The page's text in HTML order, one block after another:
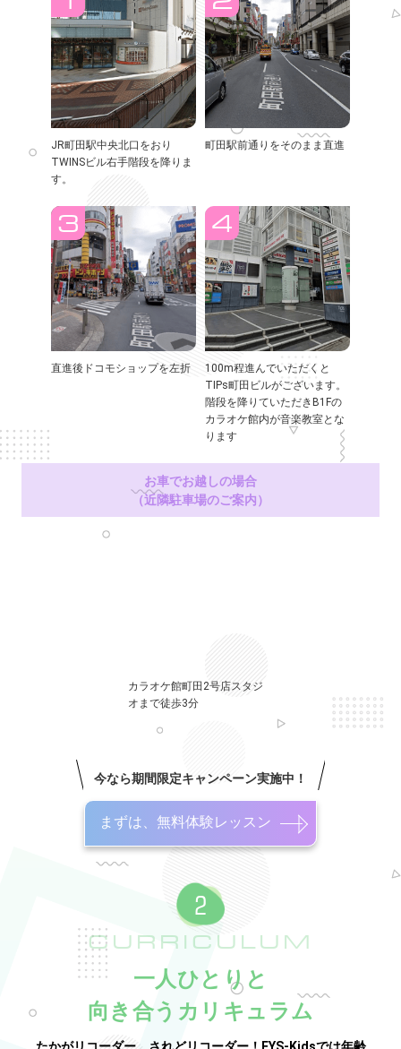
JR町田駅中央北口をおり
TWINSビル右手階段を降りま
す。
町田駅前通りをそのまま直進
直進後ドコモショップを左折
100m程進んでいただくと
TIPs町田ビルがございます。
階段を降りていただきB1Fの
カラオケ館内が音楽教室とな
ります
お車でお越しの場合
（近隣駐車場のご案内）
カラオケ館町田2号店スタジ
オまで徒歩3分
今なら期間限定キャンペーン実施中！
まずは、無料体験レッスン
CURRICULUM
一人ひとりと
向き合うカリキュラム